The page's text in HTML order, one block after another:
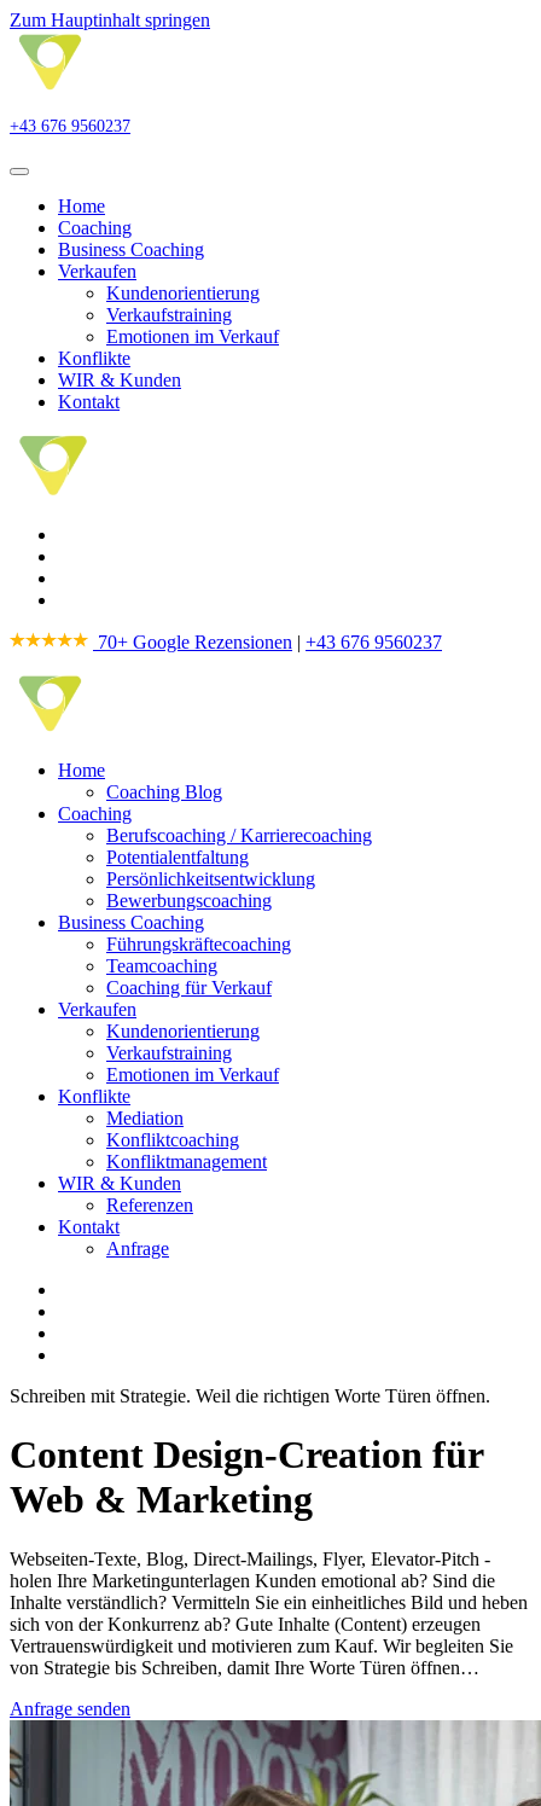
Zum Hauptinhalt springen
+43 676 9560237
Home
Coaching
Business Coaching
Verkaufen
Kundenorientierung
Verkaufstraining
Emotionen im Verkauf
Konflikte
WIR & Kunden
Kontakt
70+ Google Rezensionen | +43 676 9560237
Home
Coaching Blog
Coaching
Berufscoaching / Karrierecoaching
Potentialentfaltung
Persönlichkeitsentwicklung
Bewerbungscoaching
Business Coaching
Führungskräftecoaching
Teamcoaching
Coaching für Verkauf
Verkaufen
Kundenorientierung
Verkaufstraining
Emotionen im Verkauf
Konflikte
Mediation
Konfliktcoaching
Konfliktmanagement
WIR & Kunden
Referenzen
Kontakt
Anfrage
Schreiben mit Strategie. Weil die richtigen Worte Türen öffnen.
Content Design-Creation für
Web & Marketing
Webseiten-Texte, Blog, Direct-Mailings, Flyer, Elevator-Pitch -
holen Ihre Marketingunterlagen Kunden emotional ab? Sind die
Inhalte verständlich? Vermitteln Sie ein einheitliches Bild und heben
sich von der Konkurrenz ab? Gute Inhalte (Content) erzeugen
Vertrauenswürdigkeit und motivieren zum Kauf. Wir begleiten Sie
von Strategie bis Schreiben, damit Ihre Worte Türen öffnen…
Anfrage senden